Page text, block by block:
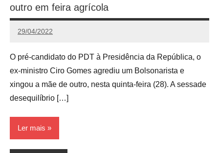
outro em feira agrícola
29/04/2022
Redação
O pré-candidato do PDT à Presidência da República, o
ex-ministro Ciro Gomes agrediu um Bolsonarista e
xingou a mãe de outro, nesta quinta-feira (28). A sessade
desequilíbrio […]
Ler mais